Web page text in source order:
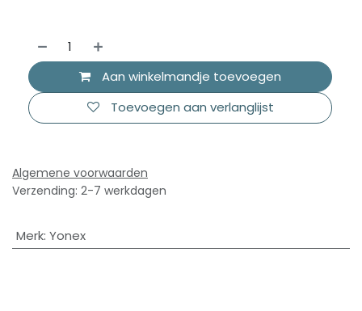
Aan winkelmandje toevoegen
Toevoegen aan verlanglijst
Algemene voorwaarden
Verzending: 2-7 werkdagen
Merk: Yonex